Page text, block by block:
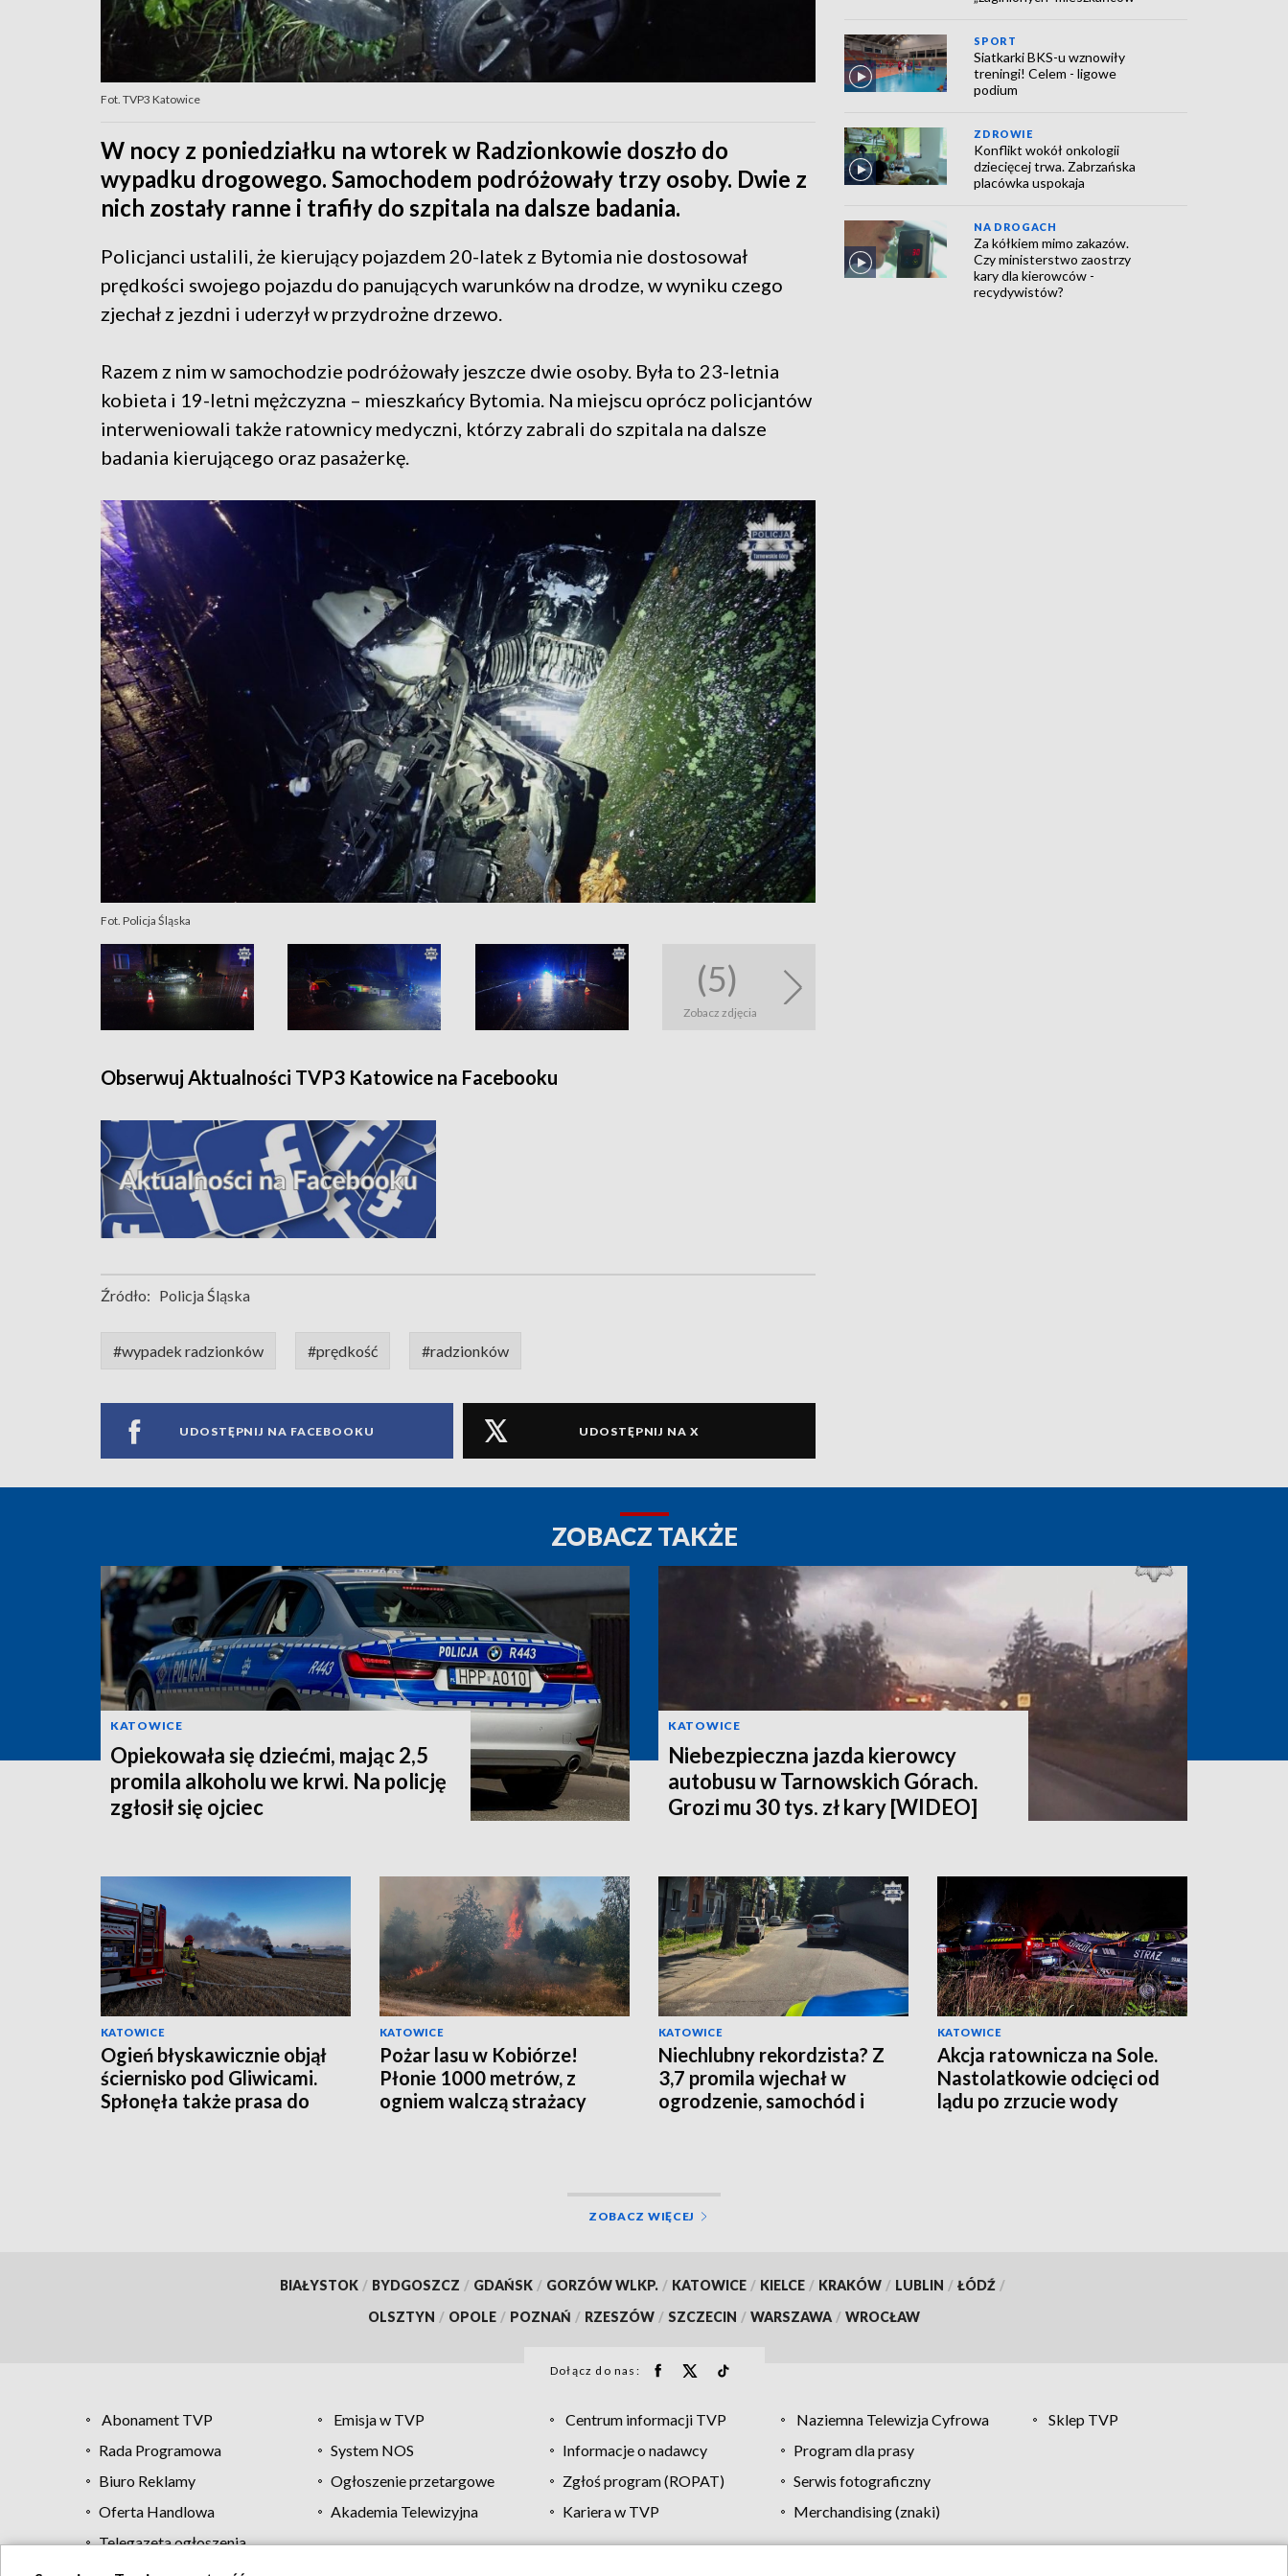
Fot. TVP3 Katowice
W nocy z poniedziałku na wtorek w Radzionkowie doszło do
wypadku drogowego. Samochodem podróżowały trzy osoby. Dwie z
nich zostały ranne i trafiły do szpitala na dalsze badania.
Policjanci ustalili, że kierujący pojazdem 20-latek z Bytomia nie dostosował
prędkości swojego pojazdu do panujących warunków na drodze, w wyniku czego
zjechał z jezdni i uderzył w przydrożne drzewo.
Razem z nim w samochodzie podróżowały jeszcze dwie osoby. Była to 23-letnia
kobieta i 19-letni mężczyzna – mieszkańcy Bytomia. Na miejscu oprócz policjantów
interweniowali także ratownicy medyczni, którzy zabrali do szpitala na dalsze
badania kierującego oraz pasażerkę.
Fot. Policja Śląska
(5)
Zobacz zdjęcia
Obserwuj Aktualności TVP3 Katowice na Facebooku
Źródło: Policja Śląska
#wypadek radzionków #prędkość #radzionków
UDOSTĘPNIJ NA FACEBOOKU UDOSTĘPNIJ NA X
SPORT
Siatkarki BKS-u wznowiły
treningi! Celem - ligowe
podium
ZDROWIE
Konflikt wokół onkologii
dziecięcej trwa. Zabrzańska
placówka uspokaja
NA DROGACH
Za kółkiem mimo zakazów.
Czy ministerstwo zaostrzy
kary dla kierowców -
recydywistów?
ZOBACZ TAKŻE
KATOWICE
Opiekowała się dziećmi, mając 2,5
promila alkoholu we krwi. Na policję
zgłosił się ojciec
KATOWICE
Niebezpieczna jazda kierowcy
autobusu w Tarnowskich Górach.
Grozi mu 30 tys. zł kary [WIDEO]
KATOWICE
Ogień błyskawicznie objął
ściernisko pod Gliwicami.
Spłonęła także prasa do
KATOWICE
Pożar lasu w Kobiórze!
Płonie 1000 metrów, z
ogniem walczą strażacy
KATOWICE
Niechlubny rekordzista? Z
3,7 promila wjechał w
ogrodzenie, samochód i
KATOWICE
Akcja ratownicza na Sole.
Nastolatkowie odcięci od
lądu po zrzucie wody
ZOBACZ WIĘCEJ
BIAŁYSTOK / BYDGOSZCZ / GDAŃSK / GORZÓW WLKP. / KATOWICE / KIELCE / KRAKÓW / LUBLIN / ŁÓDŹ /
OLSZTYN / OPOLE / POZNAŃ / RZESZÓW / SZCZECIN / WARSZAWA / WROCŁAW
Dołącz do nas:
Abonament TVP Emisja w TVP Centrum informacji TVP Naziemna Telewizja Cyfrowa
Sklep TVP
Rada Programowa
System NOS Informacje o nadawcy
Program dla prasy
Biuro Reklamy
Ogłoszenie przetargowe Zgłoś program (ROPAT)
Serwis fotograficzny
Oferta Handlowa
Akademia Telewizyjna Kariera w TVP
Merchandising (znaki)
Telegazeta ogłoszenia